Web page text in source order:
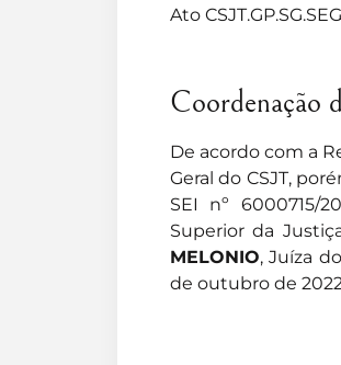
Ato
Coordenação
De acordo com a
Geral do CSJT,
SEI nº 6000715/
Superior da
MELONIO, Juíza
de outubro de